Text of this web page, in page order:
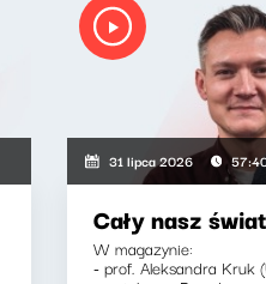
31 lipca 2026
Cały nasz
W magazynie:
- prof. Aleksandra Kruk